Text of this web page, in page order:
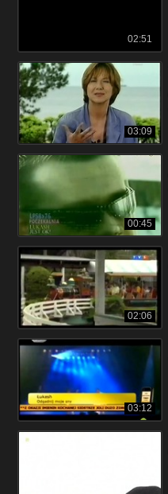
02:51
03:09
00:45
02:06
03:12